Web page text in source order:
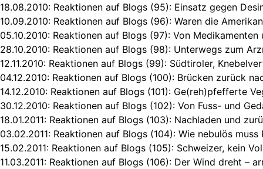
18.08.2010: Reaktionen auf Blogs (95): Einsatz gegen
10.09.2010: Reaktionen auf Blogs (96): Waren die
05.10.2010: Reaktionen auf Blogs (97): Von Medikamenten
28.10.2010: Reaktionen auf Blogs (98): Unterwegs zum
12.11.2010: Reaktionen auf Blogs (99): Südtiroler,
04.12.2010: Reaktionen auf Blogs (100): Brücken zurück
14.12.2010: Reaktionen auf Blogs (101): Ge(reh)pfefferte
30.12.2010: Reaktionen auf Blogs (102): Von Fuss- und
18.01.2011: Reaktionen auf Blogs (103): Nachladen und
03.02.2011: Reaktionen auf Blogs (104): Wie nebulös muss
15.02.2011: Reaktionen auf Blogs (105): Schweizer, kein
11.03.2011: Reaktionen auf Blogs (106): Der Wind dreht –